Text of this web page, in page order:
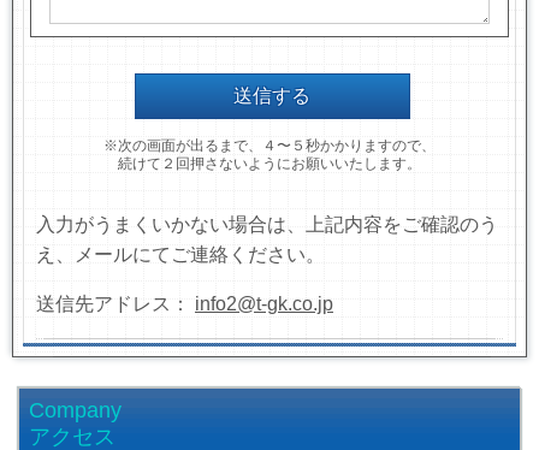
※次の画面が出るまで、４〜５秒かかりますので、
続けて２回押さないようにお願いいたします。
入力がうまくいかない場合は、上記内容をご確認のう
え、メールにてご連絡ください。
送信先アドレス： info2@t-gk.co.jp
Company
アクセス